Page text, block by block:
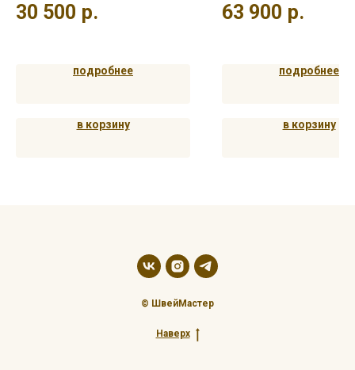
30 500 р.
подробнее
в корзину
63 900 р.
подробнее
в корзину
© ШвейМастер
Наверх